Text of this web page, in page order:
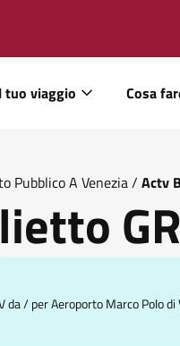
tuo viaggio Cosa
Pubblico A Venezia/ Actv
da / per Aeroporto Marco Polo